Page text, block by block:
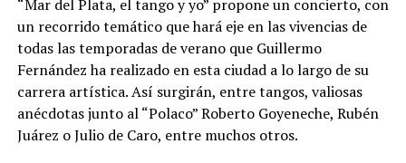
“Mar del Plata, el tango y yo” propone un concierto, con
un recorrido temático que hará eje en las vivencias de
todas las temporadas de verano que Guillermo
Fernández ha realizado en esta ciudad a lo largo de su
carrera artística. Así surgirán, entre tangos, valiosas
anécdotas junto al “Polaco” Roberto Goyeneche, Rubén
Juárez o Julio de Caro, entre muchos otros.